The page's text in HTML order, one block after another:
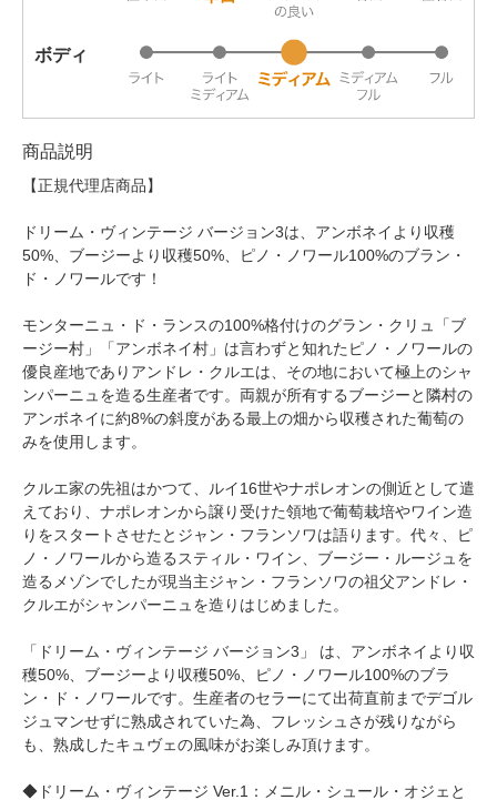
ボディ
商品説明
【正規代理店商品】
ドリーム・ヴィンテージ バージョン3は、アンボネイより収穫
50%、ブージーより収穫50%、ピノ・ノワール100%のブラン・
ド・ノワールです！
モンターニュ・ド・ランスの100%格付けのグラン・クリュ「ブ
ージー村」「アンボネイ村」は言わずと知れたピノ・ノワールの
優良産地でありアンドレ・クルエは、その地において極上のシャ
ンパーニュを造る生産者です。両親が所有するブージーと隣村の
アンボネイに約8%の斜度がある最上の畑から収穫された葡萄の
みを使用します。
クルエ家の先祖はかつて、ルイ16世やナポレオンの側近として遣
えており、ナポレオンから譲り受けた領地で葡萄栽培やワイン造
りをスタートさせたとジャン・フランソワは語ります。代々、ピ
ノ・ノワールから造るスティル・ワイン、ブージー・ルージュを
造るメゾンでしたが現当主ジャン・フランソワの祖父アンドレ・
クルエがシャンパーニュを造りはじめました。
「ドリーム・ヴィンテージ バージョン3」 は、アンボネイより収
穫50%、ブージーより収穫50%、ピノ・ノワール100%のブラ
ン・ド・ノワールです。生産者のセラーにて出荷直前までデゴル
ジュマンせずに熟成されていた為、フレッシュさが残りながら
も、熟成したキュヴェの風味がお楽しみ頂けます。
◆ドリーム・ヴィンテージ Ver.1：メニル・シュール・オジェと